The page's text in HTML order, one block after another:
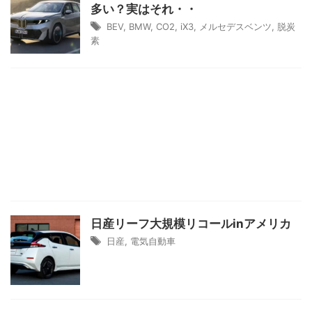
多い？実はそれ・・
BEV, BMW, CO2 iX3 メルセデスベンツ
脱炭
素
日産リーフ大規模リコールinアメリカ
日産 電気自動車